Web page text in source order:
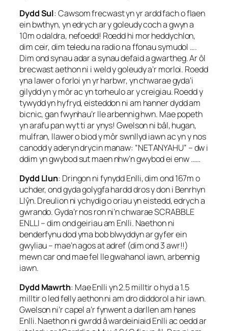
Dydd Sul: Cawsom frecwast yn yr ardd fach o flaen
ein bwthyn, yn edrych ar y goleudy coch a gwyn a
10m o daldra, nefoedd! Roedd hi mor heddychlon,
dim ceir, dim teledu na radio na ffonau symudol ….
Dim ond synau adar a synau defaid a gwartheg. Ar ôl
brecwast aethon ni i weld y goleudy a’r morloi. Roedd
yna lawer o forloi yn yr harbwr, yn chwarae gyda’i
gilydd yn y môr ac yn torheulo ar y creigiau. Roedd y
tywydd yn hyfryd, eisteddon ni am hanner dydd am
bicnic, gan fwynhau’r lle arbennig hwn. Mae popeth
yn arafu pan wyt ti ar ynys! Gwelson ni bâl, hugan,
mulfran, llawer o biod y môr swnllyd iawn ac yn y nos
canodd y aderyn drycin manaw: “NETANYAHU” – dw i
ddim yn gwybod sut maen nhw’n gwybod ei enw ……
Dydd Llun: Dringon ni fynydd Enlli, dim ond 167m o
uchder, ond gyda golygfa hardd dros y don i Benrhyn
Llŷn. Dreulion ni ychydig o oriau yn eistedd, edrych a
gwrando. Gyda’r nos ron ni’n chwarae SCRABBLE
ENLLI – dim ond geiriau am Enlli. Naethon ni
benderfynu dod yma bob blwyddyn ar gyfer ein
gwyliau – mae’n agos at adref (dim ond 3 awr!!)
mewn car ond mae fel lle gwahanol iawn, arbennig
iawn.
Dydd Mawrth: Mae Enlli yn 2.5 milltir o hyd a 1.5
milltir o led felly aethon ni am dro diddorol a hir iawn.
Gwelson ni’r capel a’r fynwent a darllen am hanes
Enlli. Naethon ni gwrdd â wardeiniaid Enlli ac oedd ar